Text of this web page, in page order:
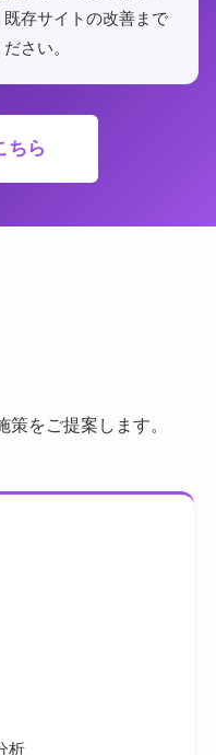
存サイトの改善まで
さい。
ちら
をご提案します。
析